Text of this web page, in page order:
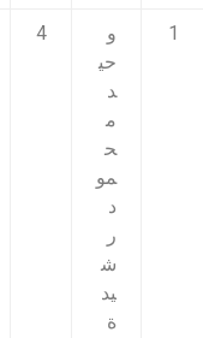
1
و
حي
د
م
ح
مو
د
ر
ش
يد
ة
4